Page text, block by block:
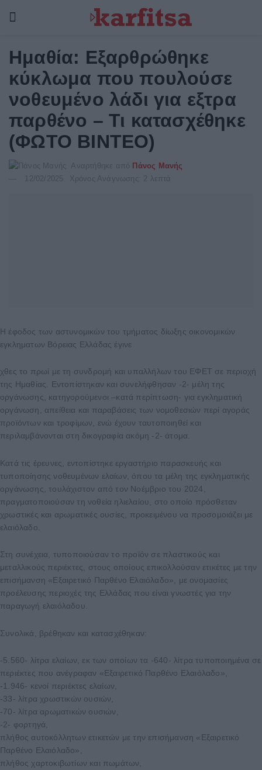
Ημαθία: Εξαρθρώθηκε
κύκλωμα που πουλούσε
νοθευμένο λάδι για εξτρα
παρθένο – Τι κατασχέθηκε
(ΦΩΤΟ ΒΙΝΤΕΟ)
Αναρτήθηκε από
Πάνος Μανής
12/02/2025
Χρόνος Ανάγνωσης: 2 λεπτά
Η έφοδος των αστυνομικών του τμήματος δίωξης οικονομικών
εγκληματων Βόρειας Ελλάδας έγινε
χθες το πρωί με τη συνδρομή και υπαλλήλων του ΕΦΕΤ σε περιοχή
της Ημαθίας. Εντοπίστηκαν και συνελήφθησαν -2- μέλη της
οργάνωσης, κατηγορούμενοι –κατά περίπτωση- για εγκληματική
οργάνωση, απείθεια και παραβάσεις των νομοθεσιών περί αγοράς
προϊόντων και τροφίμων, ενώ έχουν ταυτοποιηθεί και
περιλαμβάνονται στη δικογραφία ακόμη -2- άτομα.
Κατά τις έρευνες, εντοπίστηκε εργαστήριο παρασκευής και
τυποποίησης νοθευμένων ελαίων, όπου τα μέλη της εγκληματικής
οργάνωσης, τουλάχιστον από τον Νοέμβριο του 2024,
πραγματοποιούσαν τη νοθεία ηλιελαίου, στο οποίο πρόσθεταν
χρωστικές και αρωματικές ουσίες, προκειμένου να προσομοιάζει με
ελαιόλαδο.
Στη συνέχεια, τυποποιούσαν το προϊόν σε πλαστικούς και
μεταλλικούς περιέκτες, στους οποίους επικολλούσαν ετικέτες με την
επισήμανση «Εξαιρετικό Παρθένο Ελαιόλαδο», με ονομασίες
προέλευσης περιοχές της Ελλάδας που είναι γνωστές για την
παραγωγή ελαιόλαδου.
Συνολικά, βρέθηκαν και κατασχέθηκαν:
-5.560- λίτρα ελαίων, εκ των οποίων τα -640- λίτρα τυποποιημένα σε
περιέκτες που ανέγραφαν «Εξαιρετικό Παρθένο Ελαιόλαδο»,
-1.946- κενοί περιέκτες ελαίων,
-33- λίτρα χρωστικών ουσιών,
-70- λίτρα αρωματικών ουσιών,
-2- φορτηγά,
πλήθος αυτοκόλλητων ετικετών με την επισήμανση «Εξαιρετικό
Παρθένο Ελαιόλαδο»,
πλήθος χαρτοκιβωτίων και πωμάτων,